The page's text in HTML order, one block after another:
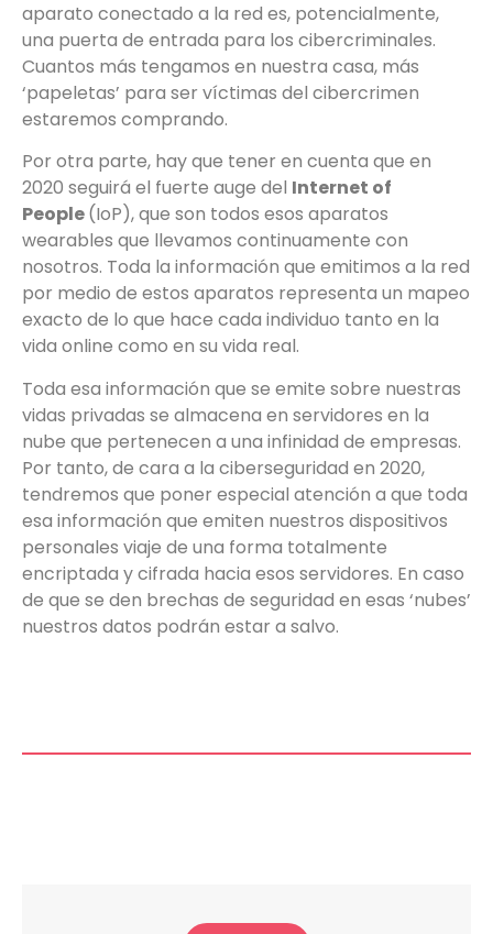
aparato conectado a la red es, potencialmente,
una puerta de entrada para los cibercriminales.
Cuantos más tengamos en nuestra casa, más
‘papeletas’ para ser víctimas del cibercrimen
estaremos comprando.
Por otra parte, hay que tener en cuenta que en
2020 seguirá el fuerte auge del Internet of
People(IoP), que son todos esos aparatos
wearables que llevamos continuamente con
nosotros. Toda la información que emitimos a la red
por medio de estos aparatos representa un mapeo
exacto de lo que hace cada individuo tanto en la
vida online como en su vida real.
Toda esa información que se emite sobre nuestras
vidas privadas se almacena en servidores en la
nube que pertenecen a una infinidad de empresas.
Por tanto, de cara a la ciberseguridad en 2020,
tendremos que poner especial atención a que toda
esa información que emiten nuestros dispositivos
personales viaje de una forma totalmente
encriptada y cifrada hacia esos servidores. En caso
de que se den brechas de seguridad en esas ‘nubes’
nuestros datos podrán estar a salvo.